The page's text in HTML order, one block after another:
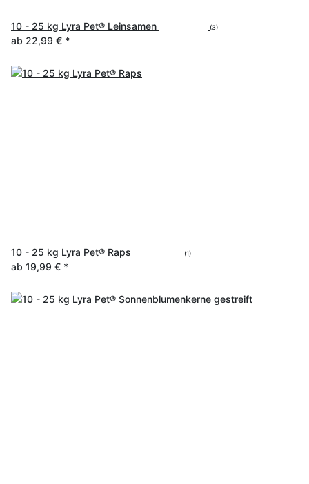
10 - 25 kg Lyra Pet® Leinsamen (3)
ab 22,99 € *
10 - 25 kg Lyra Pet® Raps (1)
ab 19,99 € *